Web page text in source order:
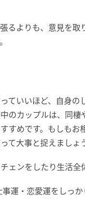
るよりも、意見を
ていいほど、自身
のカップルは、同棲
すめです。もしも
て大事と捉えましょ
ェンをしたり生活全
運・恋愛運をしっ